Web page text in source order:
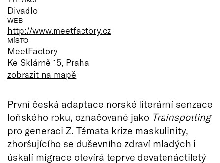
Divadlo
WEB
http://www.meetfactory.cz
MÍSTO
MeetFactory
Ke Sklárně 15, Praha
zobrazit na mapě
První česká adaptace norské literární senzace
loňského roku, označované jako Trainspotting
pro generaci Z. Témata krize maskulinity,
zhoršujícího se duševního zdraví mladých i
úskalí migrace otevírá teprve devatenáctiletý